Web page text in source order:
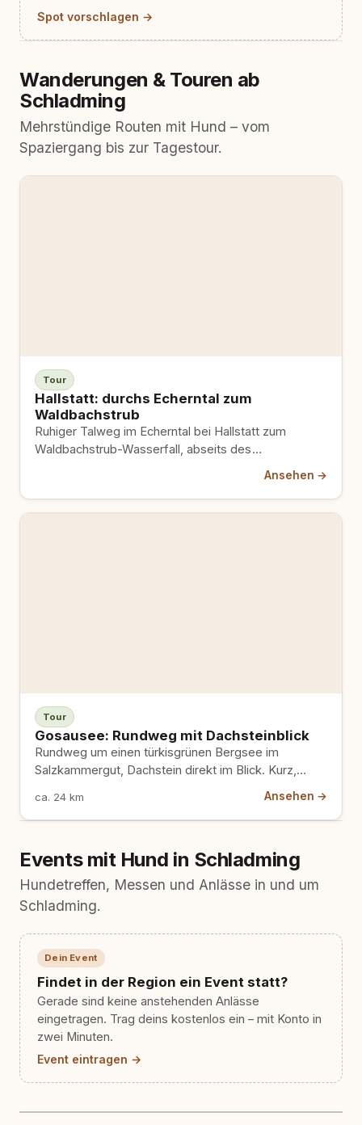
Spot vorschlagen →
Wanderungen & Touren ab
Schladming
Mehrstündige Routen mit Hund – vom
Spaziergang bis zur Tagestour.
Tour
Hallstatt: durchs Echerntal zum
Waldbachstrub
Ruhiger Talweg im Echerntal bei Hallstatt zum
Waldbachstrub-Wasserfall, abseits des
Touristengedränges im Ort. Das steile Schlussstück
Ansehen →
Tour
Gosausee: Rundweg mit Dachsteinblick
Rundweg um einen türkisgrünen Bergsee im
Salzkammergut, Dachstein direkt im Blick. Kurz,
ca. 24 km Ansehen →
Events mit Hund in Schladming
Hundetreffen, Messen und Anlässe in und um
Schladming.
Dein Event
Findet in der Region ein Event statt?
Gerade sind keine anstehenden Anlässe
eingetragen. Trag deins kostenlos ein – mit Konto in
zwei Minuten.
Event eintragen →